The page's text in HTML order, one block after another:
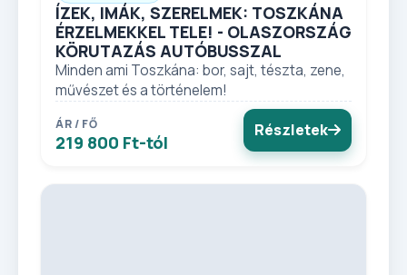
ÍZEK, IMÁK, SZERELMEK: TOSZKÁNA
ÉRZELMEKKEL TELE! - OLASZORSZÁG
KÖRUTAZÁS AUTÓBUSSZAL
Minden ami Toszkána: bor, sajt, tészta, zene,
művészet és a történelem!
ÁR / FŐ
219 800 Ft-tól
Részletek